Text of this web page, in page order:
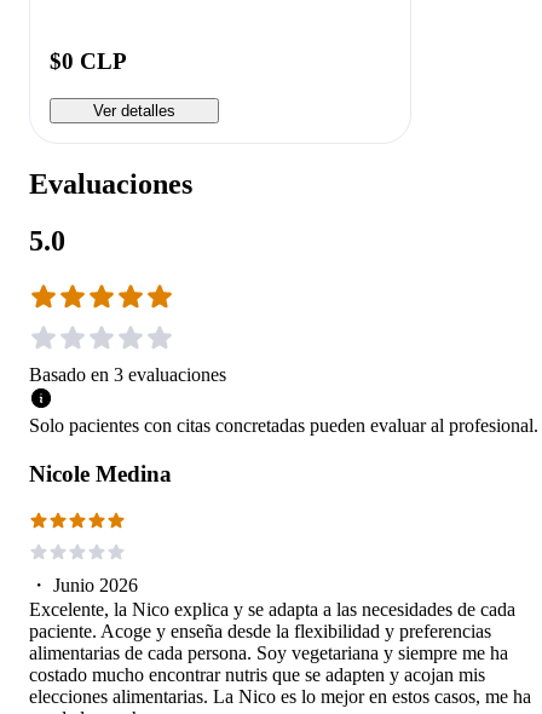
$0 CLP
Ver detalles
Evaluaciones
5.0
Basado en 3 evaluaciones
Solo pacientes con citas concretadas pueden evaluar al profesional.
Nicole Medina
・ Junio 2026
Excelente, la Nico explica y se adapta a las necesidades de cada
paciente. Acoge y enseña desde la flexibilidad y preferencias
alimentarias de cada persona. Soy vegetariana y siempre me ha
costado mucho encontrar nutris que se adapten y acojan mis
elecciones alimentarias. La Nico es lo mejor en estos casos, me ha